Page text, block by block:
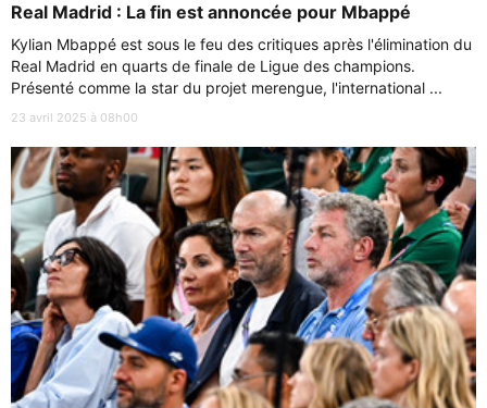
Real Madrid : La fin est annoncée pour Mbappé
Kylian Mbappé est sous le feu des critiques après l'élimination du
Real Madrid en quarts de finale de Ligue des champions.
Présenté comme la star du projet merengue, l'international ...
23 avril 2025 à 08h00